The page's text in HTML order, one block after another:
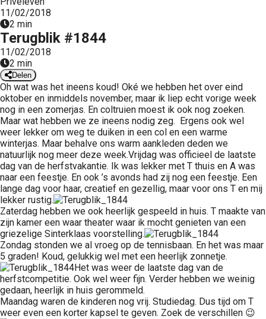
11/02/2018
2 min
Terugblik #1844
11/02/2018
2 min
Delen
Oh wat was het ineens koud! Oké we hebben het over eind
oktober en inmiddels november, maar ik liep echt vorige week
nog in een zomerjas. En coltruien moest ik ook nog zoeken.
Maar wat hebben we ze ineens nodig zeg. Ergens ook wel
weer lekker om weg te duiken in een col en een warme
winterjas. Maar behalve ons warm aankleden deden we
natuurlijk nog meer deze week.Vrijdag was officieel de laatste
dag van de herfstvakantie. Ik was lekker met T thuis en A was
naar een feestje. En ook ’s avonds had zij nog een feestje. Een
lange dag voor haar, creatief en gezellig, maar voor ons T en mij
lekker rustig.
Zaterdag hebben we ook heerlijk gespeeld in huis. T maakte van
zijn kamer een waar theater waar ik mocht genieten van een
griezelige Sinterklaas voorstelling.
Zondag stonden we al vroeg op de tennisbaan. En het was maar
5 graden! Koud, gelukkig wel met een heerlijk zonnetje.
Het was weer de laatste dag van de
herfstcompetitie. Ook wel weer fijn. Verder hebben we weinig
gedaan, heerlijk in huis gerommeld.
Maandag waren de kinderen nog vrij. Studiedag. Dus tijd om T
weer even een korter kapsel te geven. Zoek de verschillen 😉
de
Hierdoor
website-
van